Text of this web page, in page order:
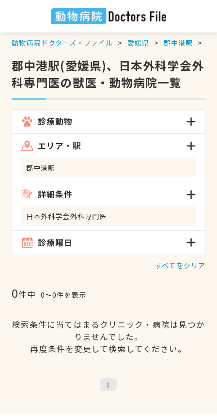
動物病院ドクターズ・ファイル 愛媛県 郡中港駅
郡中港駅(愛媛県)、日本外科学会外
科専門医の獣医・動物病院一覧
診療動物
エリア・駅
郡中港駅
詳細条件
日本外科学会外科専門医
診療曜日
すべてをクリア
0件中 0〜0件を表示
検索条件に当てはまるクリニック・病院は見つか
りませんでした。
再度条件を変更して検索してください。
1